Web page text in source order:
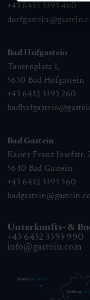
+43 6432 3393 460
Bad Hofgastein
Tauernplatz 1,
5630 Bad Hofgastein
+43 6432 3393 260
Bad Gastein
Kaiser Franz Josefstr.
5640 Bad Gastein
+43 6432 3393 560
Unterkunfts- &
+43 6432 3393 990
info@gastein.com